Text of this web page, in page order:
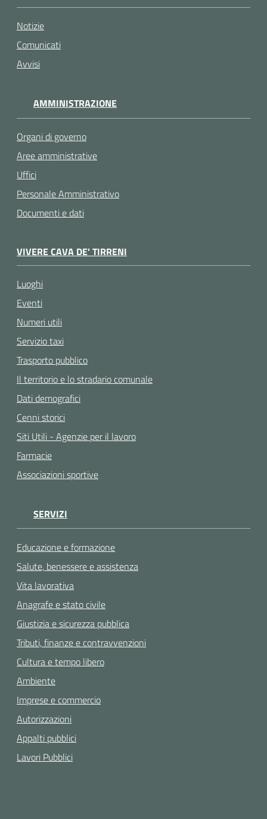
Notizie
Comunicati
Avvisi
AMMINISTRAZIONE
Organi di governo
Aree amministrative
Uffici
Personale Amministrativo
Documenti e dati
VIVERE CAVA DE' TIRRENI
Luoghi
Eventi
Numeri utili
Servizio taxi
Trasporto pubblico
Il territorio e lo stradario comunale
Dati demografici
Cenni storici
Siti Utili - Agenzie per il lavoro
Farmacie
Associazioni sportive
SERVIZI
Educazione e formazione
Salute, benessere e assistenza
Vita lavorativa
Anagrafe e stato civile
Giustizia e sicurezza pubblica
Tributi, finanze e contravvenzioni
Cultura e tempo libero
Ambiente
Imprese e commercio
Autorizzazioni
Appalti pubblici
Lavori Pubblici